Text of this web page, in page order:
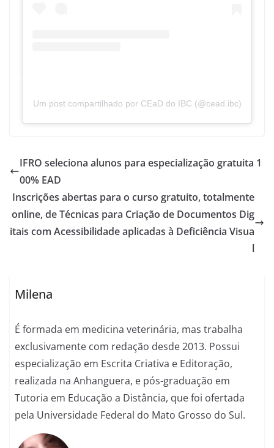
Um post compartilhado por CEaD do IBC (@cead.ibc)
IFRO seleciona alunos para especialização gratuita 1
00% EAD
Inscrições abertas para o curso gratuito, totalmente
online, de Técnicas para Criação de Documentos Dig
itais com Acessibilidade aplicadas à Deficiência Visua
l
Milena
É formada em medicina veterinária, mas trabalha
exclusivamente com redação desde 2013. Possui
especialização em Escrita Criativa e Editoração,
realizada na Anhanguera, e pós-graduação em
Tutoria em Educação a Distância, que foi ofertada
pela Universidade Federal do Mato Grosso do Sul.